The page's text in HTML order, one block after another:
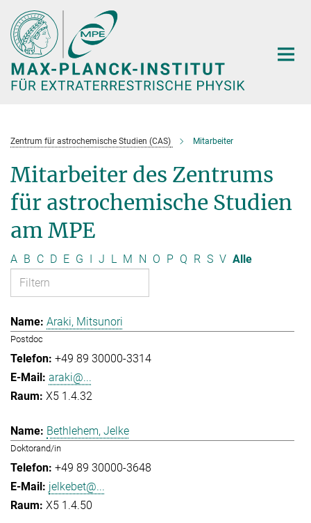
Hauptinhalt
Zentrum für astrochemische Studien (CAS) Mitarbeiter
Mitarbeiter des Zentrums
für astrochemische Studien
am MPE
A B C D E G I J L M N O P Q R S V Alle
Araki, Mitsunori
Postdoc
+49 89 30000-3314
araki@...
X5 1.4.32
Bethlehem, Jelke
Doktorand/in
+49 89 30000-3648
jelkebet@...
X5 1.4.50